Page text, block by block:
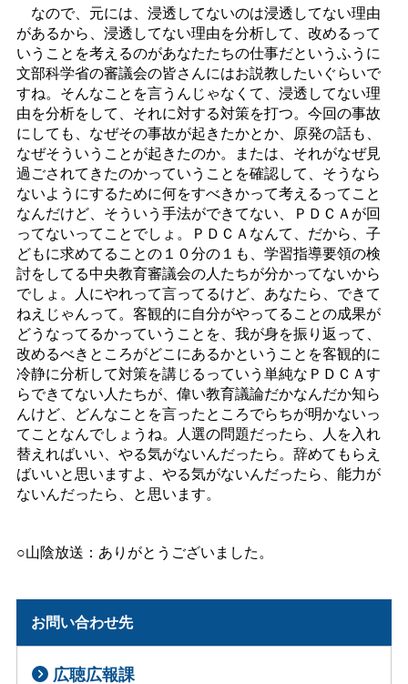
なので、元には、浸透してないのは浸透してない理由
があるから、浸透してない理由を分析して、改めるって
いうことを考えるのがあなたたちの仕事だというふうに
文部科学省の審議会の皆さんにはお説教したいぐらいで
すね。そんなことを言うんじゃなくて、浸透してない理
由を分析をして、それに対する対策を打つ。今回の事故
にしても、なぜその事故が起きたかとか、原発の話も、
なぜそういうことが起きたのか。または、それがなぜ見
過ごされてきたのかっていうことを確認して、そうなら
ないようにするために何をすべきかって考えるってこと
なんだけど、そういう手法ができてない、ＰＤＣＡが回
ってないってことでしょ。ＰＤＣＡなんて、だから、子
どもに求めてることの１０分の１も、学習指導要領の検
討をしてる中央教育審議会の人たちが分かってないから
でしょ。人にやれって言ってるけど、あなたら、できて
ねえじゃんって。客観的に自分がやってることの成果が
どうなってるかっていうことを、我が身を振り返って、
改めるべきところがどこにあるかということを客観的に
冷静に分析して対策を講じるっていう単純なＰＤＣＡす
らできてない人たちが、偉い教育議論だかなんだか知ら
んけど、どんなことを言ったところでらちが明かないっ
てことなんでしょうね。人選の問題だったら、人を入れ
替えればいい、やる気がないんだったら。辞めてもらえ
ばいいと思いますよ、やる気がないんだったら、能力が
ないんだったら、と思います。
○山陰放送：ありがとうございました。
お問い合わせ先
広聴広報課